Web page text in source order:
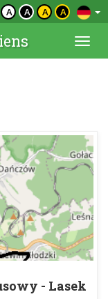
A A A A
- Lasek